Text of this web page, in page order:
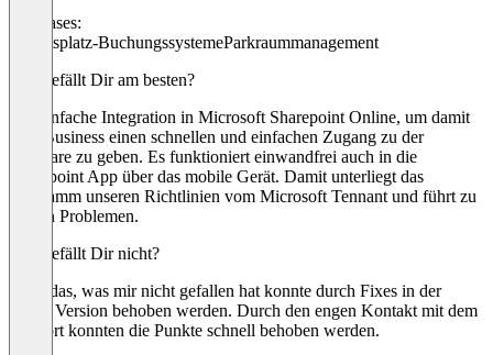
Use cases:
Arbeitsplatz-BuchungssystemeParkraummanagement
Was gefällt Dir am besten?
Die einfache Integration in Microsoft Sharepoint Online, um damit
dem Business einen schnellen und einfachen Zugang zu der
Software zu geben. Es funktioniert einwandfrei auch in die
Sharepoint App über das mobile Gerät. Damit unterliegt das
Programm unseren Richtlinien vom Microsoft Tennant und führt zu
keinen Problemen.
Was gefällt Dir nicht?
Alles das, was mir nicht gefallen hat konnte durch Fixes in der
neuen Version behoben werden. Durch den engen Kontakt mit dem
Support konnten die Punkte schnell behoben werden.